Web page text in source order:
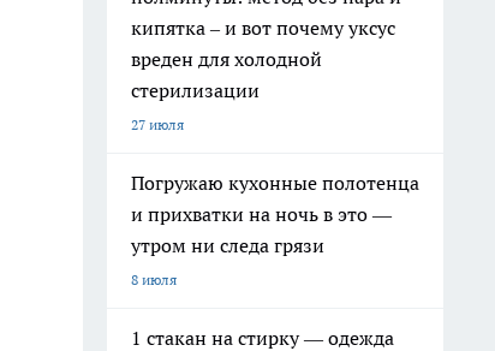
кипятка – и вот почему уксус
вреден для холодной
стерилизации
27 июля
Погружаю кухонные полотенца
и прихватки на ночь в это —
утром ни следа грязи
8 июля
1 стакан на стирку — одежда